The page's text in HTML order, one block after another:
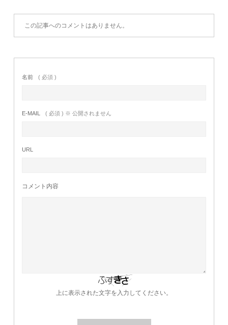
この記事へのコメントはありません。
名前 ( 必須 )
E-MAIL ( 必須 ) ※ 公開されません
URL
コメント内容
上に表示された文字を入力してください。